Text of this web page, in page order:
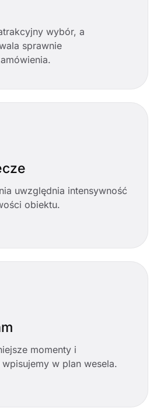
wybór, a
sprawnie
uwzględnia intensywność
obiektu.
momenty i
w plan wesela.